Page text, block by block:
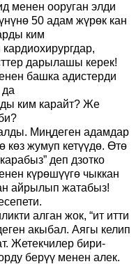
менен ооруган элди
50 адам жүрөк кан
ким
дарылашы керек!
башка адистерди
да
ким карайт? Же
Миңдеген адамдар
көз жумуп кетүүдө. Өтө
деп дзотко
күрөшүүгө чыккан
айрылып жатабыз!
алган жок, “ит итти
акыбал. Аягы келип
Жетекчилер бири-
берүү менен алек.